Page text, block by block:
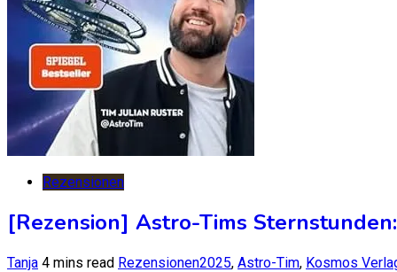
Rezensionen
[Rezension] Astro-Tims
Tanja 4 mins read Rezensionen2025, Astro-Tim, Kosmos